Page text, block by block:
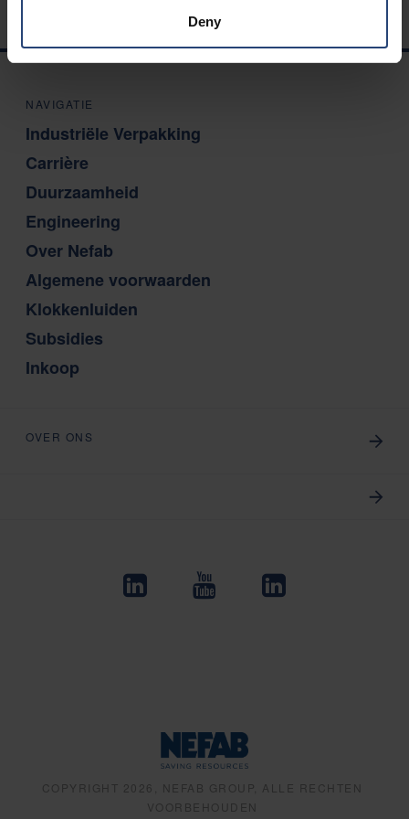
Deny
NAVIGATIE
Industriële Verpakking
Carrière
Duurzaamheid
Engineering
Over Nefab
Algemene voorwaarden
Klokkenluiden
Subsidies
Inkoop
OVER ONS
COPYRIGHT 2026, NEFAB GROUP, ALLE RECHTEN
VOORBEHOUDEN